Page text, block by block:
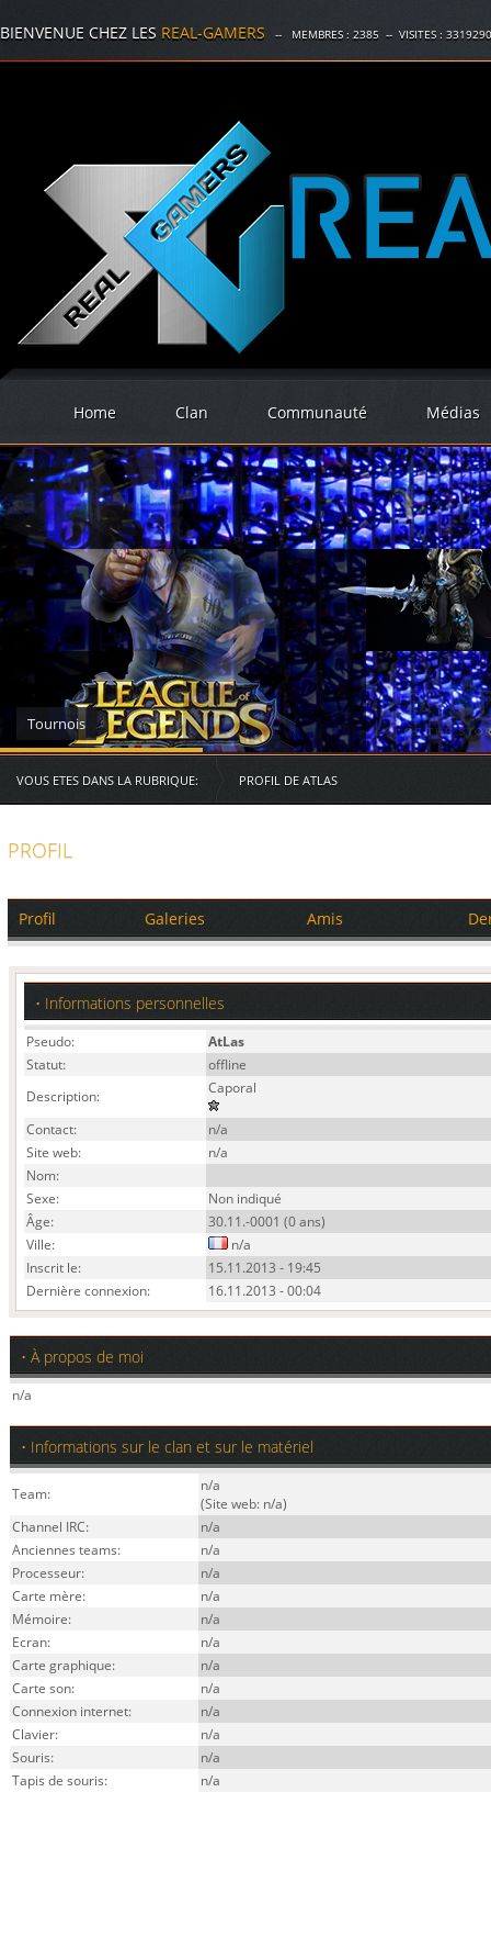
BIENVENUE CHEZ LES REAL-GAMERS -- MEMBRES : 2385 -- VISITES : 3319290
Home Clan Communauté Médias
Serveurs des RG
VOUS ETES DANS LA RUBRIQUE: PROFIL DE ATLAS
PROFIL
Profil Galeries Amis
• Informations personnelles
Pseudo:
AtLas
Statut:
offline
Description:
Caporal
Contact:
n/a
Site web:
n/a
Nom:
Sexe:
Non indiqué
Âge:
30.11.-0001 (0 ans)
Ville:
n/a
Inscrit le:
15.11.2013 - 19:45
Dernière connexion:
16.11.2013 - 00:04
• À propos de moi
n/a
• Informations sur le clan et sur le matériel
Team:
n/a
(Site web: n/a)
Channel IRC:
n/a
Anciennes teams:
n/a
Processeur:
n/a
Carte mère:
n/a
Mémoire:
n/a
Ecran:
n/a
Carte graphique:
n/a
Carte son:
n/a
Connexion internet:
n/a
Clavier:
n/a
Souris:
n/a
Tapis de souris:
n/a